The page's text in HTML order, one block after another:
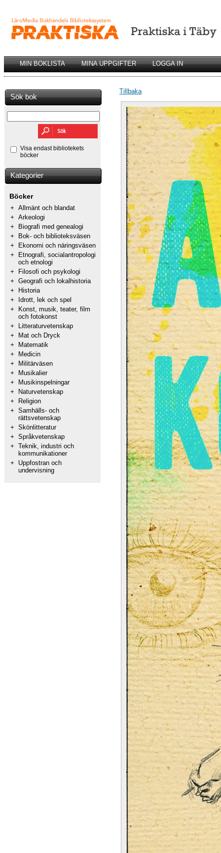
MIN BOKLISTA MINA UPPGIFTER LOGGA IN
Sök bok
Visa endast bibliotekets
böcker
Kategorier
Böcker
+ Allmänt och blandat
+ Arkeologi
+
Biografi med genealogi
+
Bok- och biblioteksväsen
+
Ekonomi och näringsväsen
+
Etnografi, socialantropologi
och etnologi
+
Filosofi och psykologi
+ Geografi och lokalhistoria
+
Historia
+
Idrott, lek och spel
+
Konst, musik, teater, film
och fotokonst
+
Litteraturvetenskap
+
Mat och Dryck
+
Matematik
+
Medicin
+
Militärväsen
+
Musikalier
+
Musikinspelningar
+
Naturvetenskap
+
Religion
+ Samhälls- och
rättsvetenskap
+ Skönlitteratur
+ Språkvetenskap
+ Teknik, industri och
kommunikationer
+
Uppfostran och
undervisning
Tillbaka